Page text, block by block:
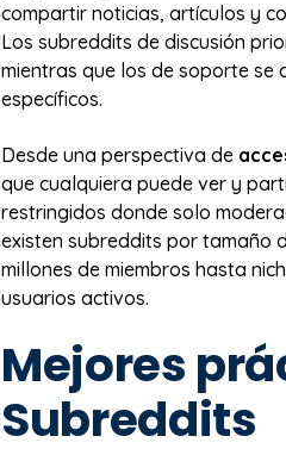
compartir noticias, artículos y
Los subreddits de discusión
mientras que los de soporte se
específicos.
Desde una perspectiva de
que cualquiera puede ver y
restringidos donde solo
existen subreddits por tamaño
millones de miembros hasta
usuarios activos.
Mejores
Subreddits